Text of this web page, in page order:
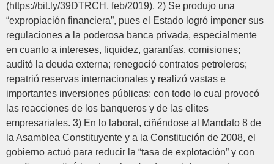
(https://bit.ly/39DTRCH, feb/2019). 2) Se produjo una
“expropiación financiera”, pues el Estado logró imponer sus
regulaciones a la poderosa banca privada, especialmente
en cuanto a intereses, liquidez, garantías, comisiones;
auditó la deuda externa; renegoció contratos petroleros;
repatrió reservas internacionales y realizó vastas e
importantes inversiones públicas; con todo lo cual provocó
las reacciones de los banqueros y de las elites
empresariales. 3) En lo laboral, ciñéndose al Mandato 8 de
la Asamblea Constituyente y a la Constitución de 2008, el
gobierno actuó para reducir la “tasa de explotación” y con